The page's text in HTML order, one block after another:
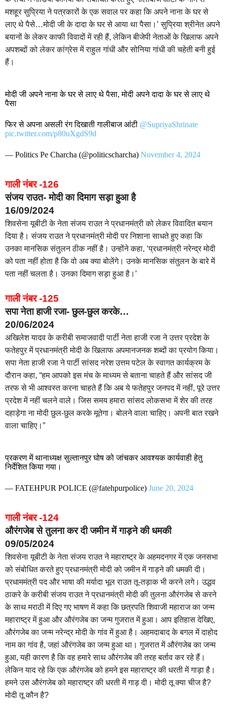
मशहूर सुप्रिया ने पत्रकारों के एक सवाल पर कहा कि अपने नाना के घर से
लाए थे पैसे…मोदी जी के दादा के घर से आया था पैसा।’ सुप्रिया श्रीनेत अपने
बयानों के लेकर काफी विवादों में रही हैं, लेकिन बीजेपी नेताओं के खिलाफ अपने
अपशब्दों को लेकर कांग्रेस में राहुल गांधी और सोनिया गांधी की चहेती बनी हुई
हैं।
मोदी जी अपने नाना के घर से लाए थे पैसा, मोदी अपने दादा के घर से लाए थे
पैसा
फिर से अपना असली रंग दिखाती गालीबाज आंटी @SupriyaShrinate
pic.twitter.com/p80uXgdS9d
— Politics Pe Charcha (@politicscharcha) November 4, 2024
गाली नंबर -126
संजय राउत- मोदी का दिमाग सड़ा हुआ है
16/09/2024
शिवसेना यूबीटी के नेता संजय राउत ने प्रधानमंत्री को लेकर विवादित बयान
दिया है। संजय राउत ने प्रधानमंत्री मोदी पर निशाना साधते हुए कहा कि
उनका मानसिक संतुलन ठीक नहीं है। उन्होंने कहा, ‘प्रधानमंत्री नरेन्द्र मोदी
को पता नहीं होता है कि वो अब क्या बोलेंगे। उनके मानसिक संतुलन के बारे में
पता नहीं चलता है। उनका दिमाग सड़ा हुआ है।’
गाली नंबर -125
सपा नेता हाजी रजा- छुल-छुल करके…
20/06/2024
अखिलेश यादव के करीबी समाजवादी पार्टी नेता हाजी रजा ने उत्तर प्रदेश के
फतेहपुर में प्रधानमंत्री मोदी के खिलाफ अपमानजनक शब्दों का प्रयोग किया।
सपा नेता हाजी रजा ने पार्टी सांसद नरेश उत्तम पटेल के स्वागत कार्यक्रम के
दौरान कहा, “हम आपको इस मंच के माध्यम से बताना चाहते हैं और सांसद जी
तरफ से भी आश्वस्त करना चाहते हैं कि अब ये फतेहपुर जनपद में नहीं, पूरे उत्तर
प्रदेश में नहीं चलने वाले। जिस समय हमारा सांसद लोकसभा में शेर की तरह
दहाड़ेगा ना मोदी छुल-छुल करके मूतेगा। बोलने वाला चाहिए। अपनी बात रखने
वाला चाहिए।”
प्रकरण में थानाध्यक्ष सुल्तानपुर घोष को जांचकर आवश्यक कार्यवाही हेतु
निर्देशित किया गया।
— FATEHPUR POLICE (@fatehpurpolice) June 20, 2024
गाली नंबर -124
औरंगजेब से तुलना कर दी जमीन में गाड़ने की धमकी
09/05/2024
शिवसेना यूबीटी के नेता संजय राउत ने महाराष्ट्र के अहमदनगर में एक जनसभा
को संबोधित करते हुए प्रधानमंत्री मोदी को जमीन में गाड़ने की धमकी दी।
प्रधाममंत्री पद और भाषा की मर्यादा भूल राउत तू-तड़ाक भी करने लगे। उद्धव
ठाकरे के करीबी संजय राउत ने प्रधानमंत्री मोदी की तुलना औरंगजेब से करने
के साथ मराठी में दिए गए भाषण में कहा कि छत्रपति शिवाजी महाराज का जन्म
महाराष्ट्र में हुआ और औरंगजेब का जन्म गुजरात में हुआ। आप इतिहास देखिए,
औरंगजेब का जन्म नरेन्द्र मोदी के गांव में हुआ है। अहमदाबाद के बगल में दाहोद
नाम का गांव है, जहां औरंगजेब का जन्म हुआ था। गुजरात में औरंगजेब का जन्म
हुआ, यही कारण है कि वह हमारे साथ औरंगजेब की तरह बर्ताव कर रहे हैं।
लेकिन याद रहे कि एक औरंगजेब को हमने इस महाराष्ट्र की धरती में गाड़ा है।
हमने उस औरंगजेब को महाराष्ट्र की धरती में गाड़ दी। मोदी तू क्या चीज है?
मोदी तू कौन है?